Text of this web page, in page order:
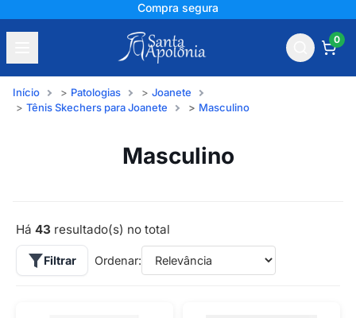
+150 mil avaliações
0
Início Patologias
Joanete
Tênis Skechers para Joanete
Masculino
Masculino
Há 43 resultado(s) no total
Filtrar Ordenar: